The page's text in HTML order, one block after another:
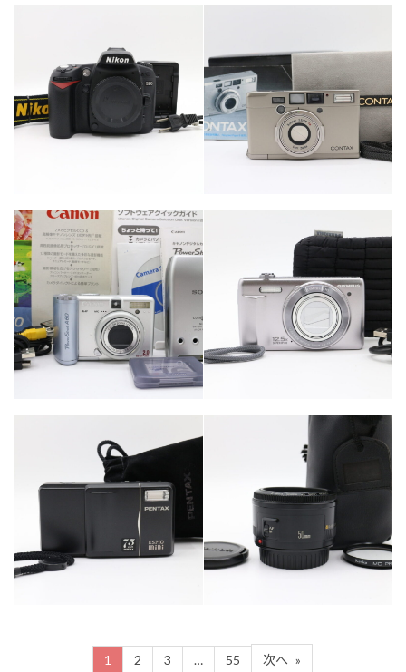
カテゴリー カメラ・レンズ カテゴリー カメラ・レンズ
カテゴリー カメラ・レンズ
カメラ・レンズ
カメラ・レンズ カテゴリー カメラ・レンズ
1 2 3 … 55 次へ »